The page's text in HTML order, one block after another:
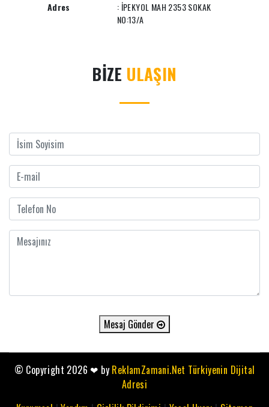
Adres
: İPEKYOL MAH 2353 SOKAK
NO:13/A
BİZE ULAŞIN
Mesaj Gönder
© Copyright 2026 ❤ by ReklamZamani.Net Türkiyenin Dijital
Adresi